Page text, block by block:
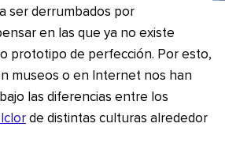
ser derrumbados por
en las que ya no existe
prototipo de perfección. Por esto,
museos o en Internet nos han
las diferencias entre los
de distintas culturas alrededor